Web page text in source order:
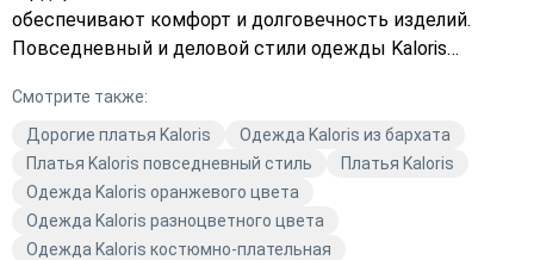
обеспечивают комфорт и долговечность изделий.
Повседневный и деловой стили одежды Kaloris
друзьями или деловая встреча. Бежевый и белый
цвета в коллекции придают образам лёгкость и
элегантность. Откройте для себя мир моды с Avaro!
Смотрите также:
Дорогие платья Kaloris
Одежда Kaloris из бархата
Платья Kaloris повседневный стиль
Платья Kaloris
Одежда Kaloris оранжевого цвета
Одежда Kaloris разноцветного цвета
Одежда Kaloris костюмно-плательная